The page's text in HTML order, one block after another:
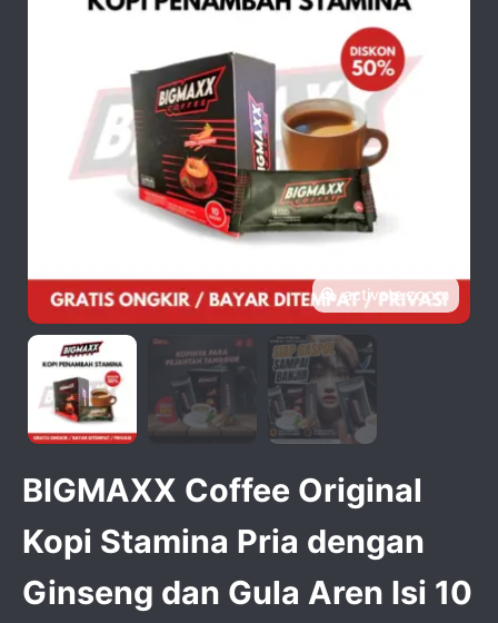
activate zoom
BIGMAXX Coffee Original
Kopi Stamina Pria dengan
Ginseng dan Gula Aren Isi 10